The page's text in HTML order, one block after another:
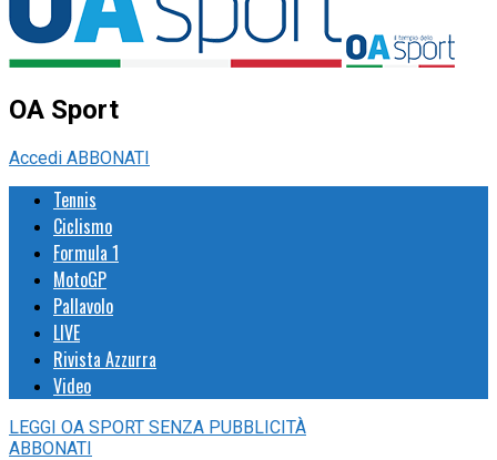
OA Sport
Accedi ABBONATI
Tennis
Ciclismo
Formula 1
MotoGP
Pallavolo
LIVE
Rivista Azzurra
Video
LEGGI OA SPORT SENZA PUBBLICITÀ
ABBONATI